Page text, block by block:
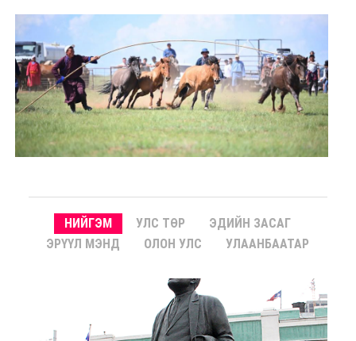
НИЙГЭМ УЛС ТӨР
ЭДИЙН ЗАСАГ
ЭРҮҮЛ МЭНД
ОЛОН УЛС УЛААНБААТАР